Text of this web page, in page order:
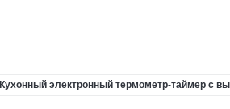
Кухонный электронный термометр-таймер с